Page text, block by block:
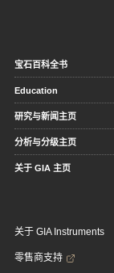
宝石百科全书
Education
研究与新闻主页
分析与分级主页
关于 GIA 主页
关于 GIA Instruments
零售商支持